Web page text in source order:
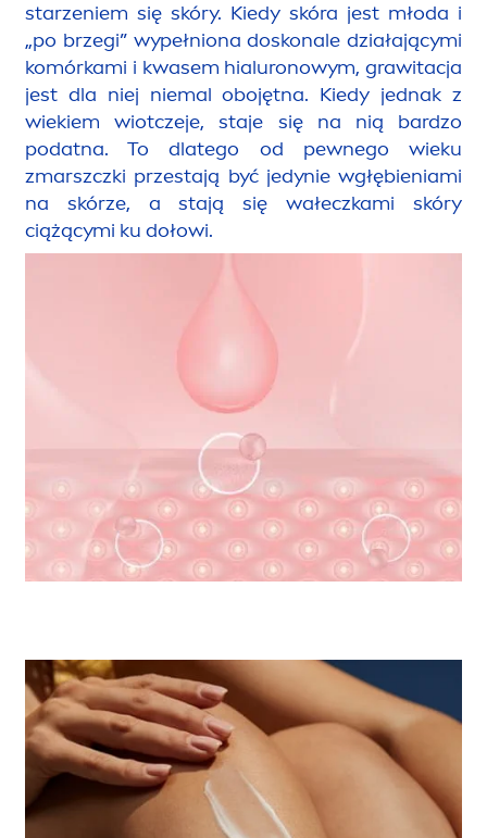
starzeniem się skóry. Kiedy skóra jest młoda i
„po brzegi” wypełniona doskonale działającymi
komórkami i kwasem hialuronowym, grawitacja
jest dla niej niemal obojętna. Kiedy jednak z
wiekiem wiotczeje, staje się na nią bardzo
podatna. To dlatego od pewnego wieku
zmarszczki przestają być jedynie wgłębieniami
na skórze, a stają się wałeczkami skóry
ciążącymi ku dołowi.